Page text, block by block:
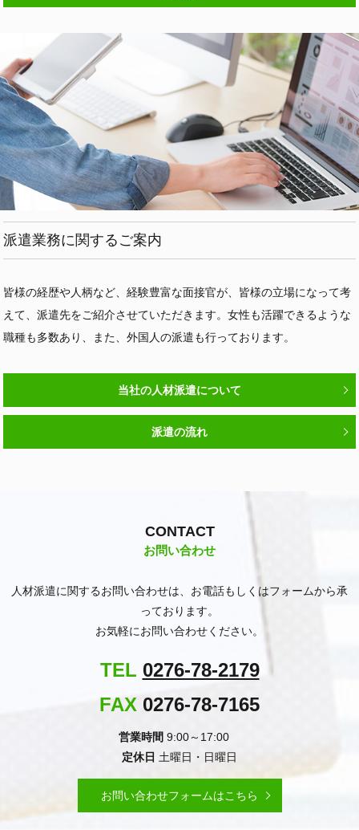
派遣業務に関するご案内
皆様の経歴や人柄など、経験豊富な面接官が、皆様の立場になって考
えて、派遣先をご紹介させていただきます。女性も活躍できるような
職種も多数あり、また、外国人の派遣も行っております。
当社の人材派遣について
派遣の流れ
CONTACT
お問い合わせ
人材派遣に関するお問い合わせは、お電話もしくはフォームから承
っております。
お気軽にお問い合わせください。
TEL 0276-78-2179
FAX 0276-78-7165
営業時間 9:00～17:00
定休日 土曜日・日曜日
お問い合わせフォームはこちら